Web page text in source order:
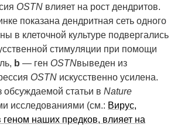
OSTN влияет на рост дендритов.
показана дендритная сеть одного
в клеточной культуре подвергались
стимуляции при помощи
b — ген OSTNвыведен из
OSTN искусственно усилена.
обсуждаемой статьи в Nature
исследованиями (см.: Вирус,
наших предков, влияет на